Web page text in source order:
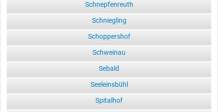
Schnepfenreuth
Schniegling
Schoppershof
Schweinau
Sebald
Seeleinsbühl
Spitalhof